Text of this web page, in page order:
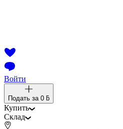
Войти
Подать за 0 ƃ
Купить
Склад